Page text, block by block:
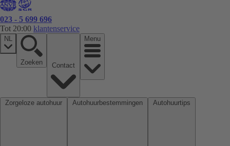
023 - 5 699 696
Tot 20:00 klantenservice
NL
Zoeken
Menu